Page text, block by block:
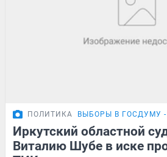
ПОЛИТИКА ВЫБОРЫ В ГОСДУМУ -
Иркутский областной
Виталию Шубе в иске